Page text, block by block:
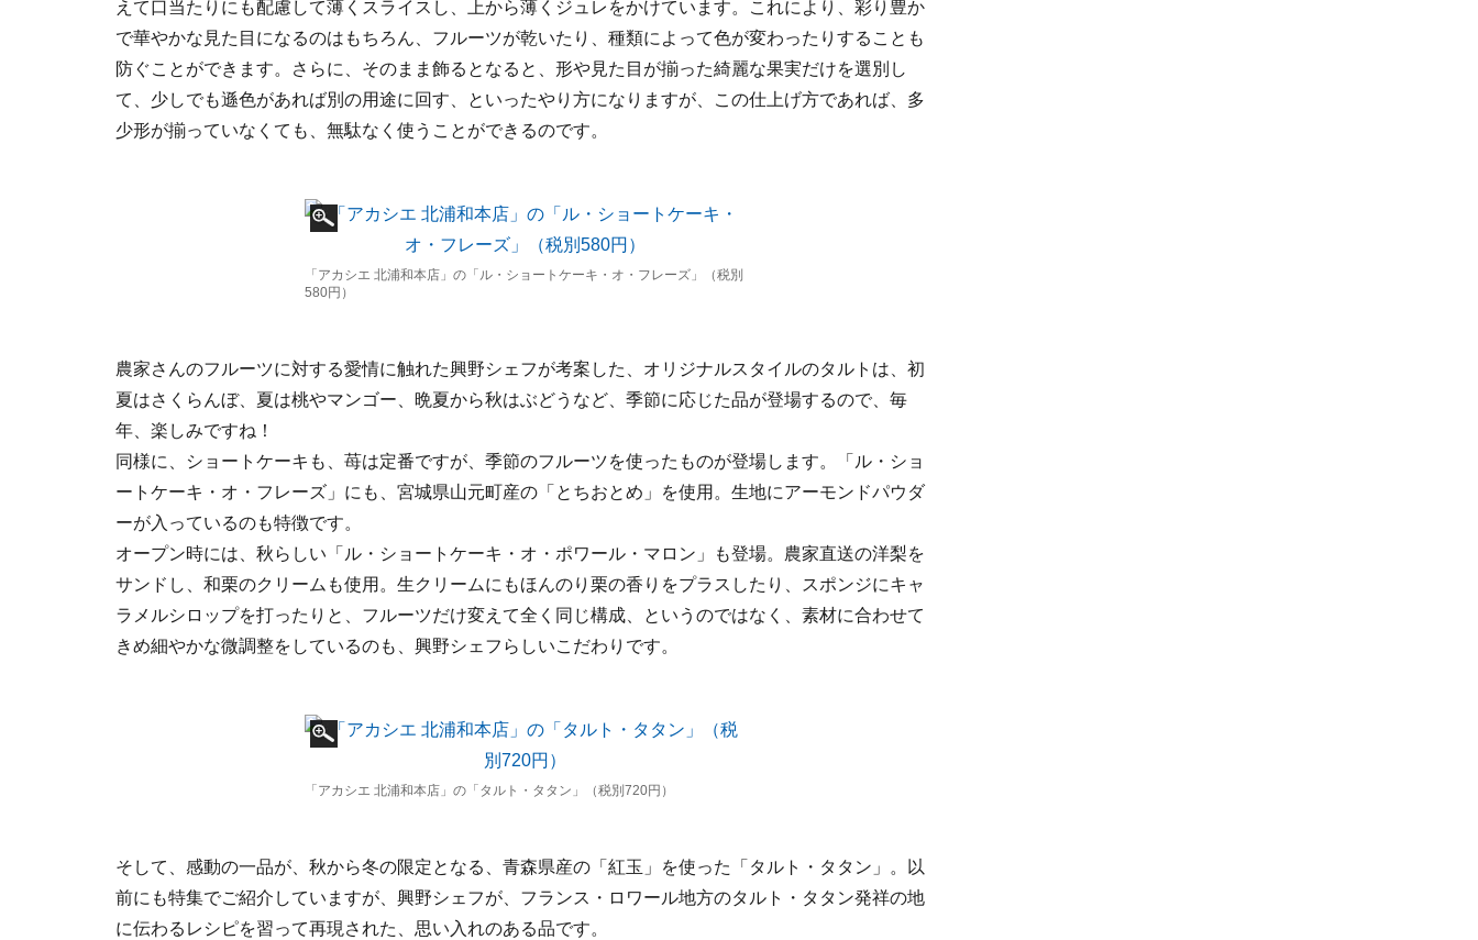
えて口当たりにも配慮して薄くスライスし、上から薄くジュレをかけています。これにより、彩り豊か
で華やかな見た目になるのはもちろん、フルーツが乾いたり、種類によって色が変わったりすることも
防ぐことができます。さらに、そのまま飾るとなると、形や見た目が揃った綺麗な果実だけを選別し
て、少しでも遜色があれば別の用途に回す、といったやり方になりますが、この仕上げ方であれば、多
少形が揃っていなくても、無駄なく使うことができるのです。
「アカシエ 北浦和本店」の「ル・ショートケーキ・オ・フレーズ」（税別
580円）
農家さんのフルーツに対する愛情に触れた興野シェフが考案した、オリジナルスタイルのタルトは、初
夏はさくらんぼ、夏は桃やマンゴー、晩夏から秋はぶどうなど、季節に応じた品が登場するので、毎
年、楽しみですね！
同様に、ショートケーキも、苺は定番ですが、季節のフルーツを使ったものが登場します。「ル・ショ
ートケーキ・オ・フレーズ」にも、宮城県山元町産の「とちおとめ」を使用。生地にアーモンドパウダ
ーが入っているのも特徴です。
オープン時には、秋らしい「ル・ショートケーキ・オ・ポワール・マロン」も登場。農家直送の洋梨を
サンドし、和栗のクリームも使用。生クリームにもほんのり栗の香りをプラスしたり、スポンジにキャ
ラメルシロップを打ったりと、フルーツだけ変えて全く同じ構成、というのではなく、素材に合わせて
きめ細やかな微調整をしているのも、興野シェフらしいこだわりです。
「アカシエ 北浦和本店」の「タルト・タタン」（税別720円）
そして、感動の一品が、秋から冬の限定となる、青森県産の「紅玉」を使った「タルト・タタン」。以
前にも特集でご紹介していますが、興野シェフが、フランス・ロワール地方のタルト・タタン発祥の地
に伝わるレシピを習って再現された、思い入れのある品です。